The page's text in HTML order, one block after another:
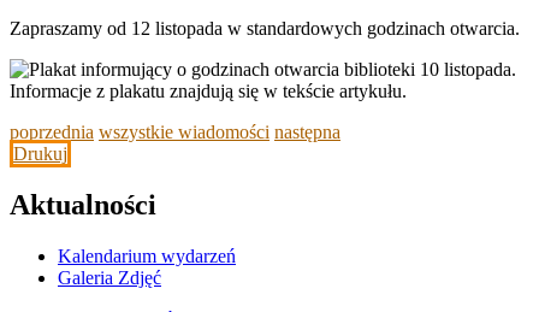
Zapraszamy od 12 listopada w standardowych godzinach otwarcia.
poprzednia wszystkie wiadomości następna
Drukuj
Aktualności
Kalendarium wydarzeń
Galeria Zdjęć